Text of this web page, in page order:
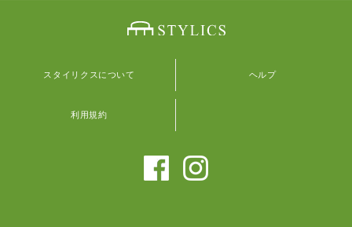
スタイリクスについて ヘルプ
利用規約